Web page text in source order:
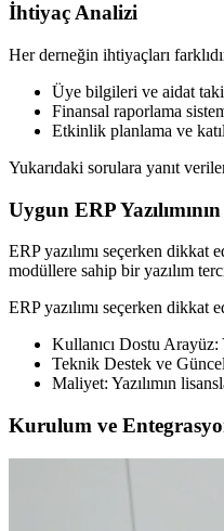
İhtiyaç Analizi
Her derneğin ihtiyaçları
Üye bilgileri ve aidat
Finansal raporlama
Etkinlik planlama ve
Yukarıdaki sorulara yanıt
Uygun ERP
ERP yazılımı seçerken
modüllere sahip bir yazılım
ERP yazılımı seçerken dikkat
Kullanıcı Dostu Arayüz:
Teknik Destek ve
Maliyet: Yazılımın
Kurulum ve